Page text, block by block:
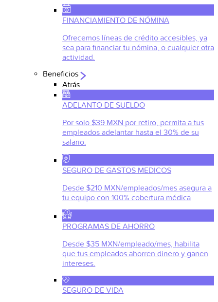
FINANCIAMIENTO DE NÓMINA
Ofrecemos líneas de crédito accesibles, ya
sea para financiar tu nómina, o cualquier otra
actividad.
Beneficios
Atrás
ADELANTO DE SUELDO
Por solo $39 MXN por retiro, permita a tus
empleados adelantar hasta el 30% de su
salario.
SEGURO DE GASTOS MEDICOS
Desde $210 MXN/empleados/mes asegura a
tu equipo con 100% cobertura médica
PROGRAMAS DE AHORRO
Desde $35 MXN/empleado/mes, habilita
que tus empleados ahorren dinero y ganen
intereses.
SEGURO DE VIDA